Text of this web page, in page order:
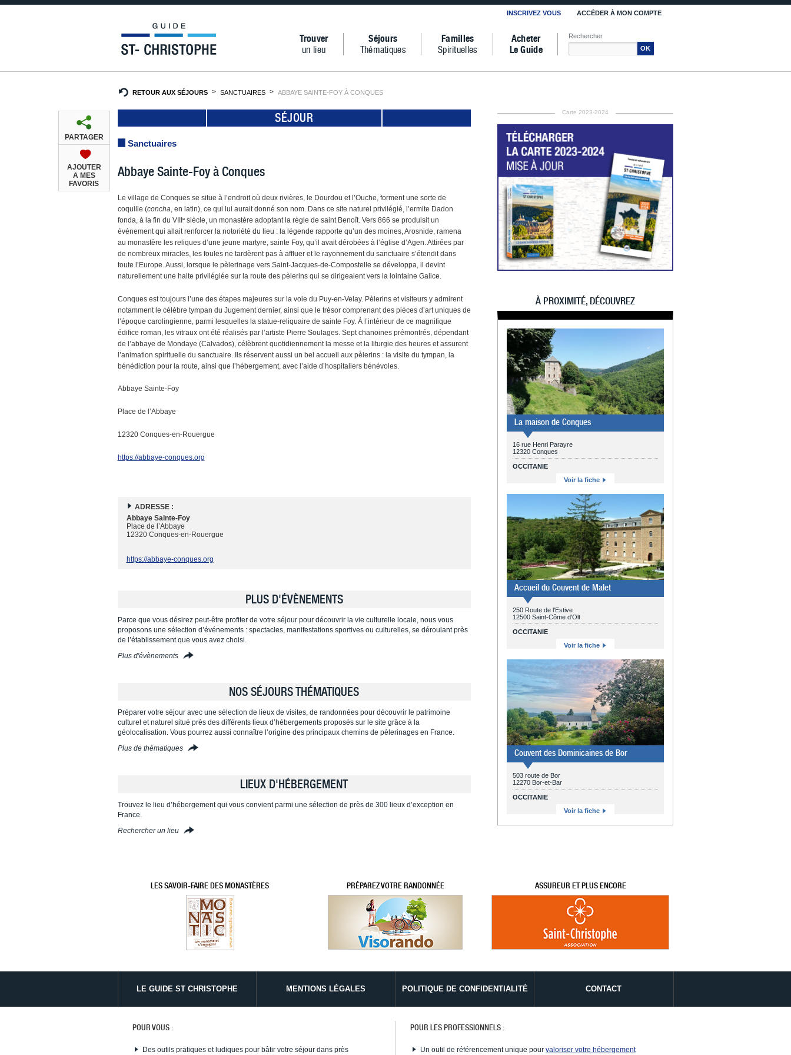
INSCRIVEZ VOUS ACCÉDER À MON COMPTE
Trouver
un lieu
Séjours
Thématiques
Familles
Spirituelles
Acheter
Le Guide
Rechercher
OK
RETOUR AUX SÉJOURS SANCTUAIRES ABBAYE SAINTE-FOY À CONQUES
SÉJOUR
Sanctuaires
Abbaye Sainte-Foy à Conques
Le village de Conques se situe à l’endroit où deux rivières, le Dourdou et l’Ouche, forment une sorte de
coquille (concha , en latin), ce qui lui aurait donné son nom. Dans ce site naturel privilégié, l’ermite Dadon
fonda, à la fin du VIIIesiècle, un monastère adoptant la règle de saint Benoît. Vers 866 se produisit un
événement qui allait renforcer la notoriété du lieu : la légende rapporte qu’un des moines, Arosnide, ramena
au monastère les reliques d’une jeune martyre, sainte Foy, qu’il avait dérobées à l’église d’Agen. Attirées par
de nombreux miracles, les foules ne tardèrent pas à affluer et le rayonnement du sanctuaire s’étendit dans
toute l’Europe. Aussi, lorsque le pèlerinage vers Saint-Jacques-de-Compostelle se développa, il devint
naturellement une halte privilégiée sur la route des pèlerins qui se dirigeaient vers la lointaine Galice.
Conques est toujours l’une des étapes majeures sur la voie du Puy-en-Velay. Pèlerins et visiteurs y admirent
notamment le célèbre tympan du Jugement dernier, ainsi que le trésor comprenant des pièces d’art uniques de
l’époque carolingienne, parmi lesquelles la statue-reliquaire de sainte Foy. À l’intérieur de ce magnifique
édifice roman, les vitraux ont été réalisés par l’artiste Pierre Soulages. Sept chanoines prémontrés, dépendant
de l’abbaye de Mondaye (Calvados), célèbrent quotidiennement la messe et la liturgie des heures et assurent
l’animation spirituelle du sanctuaire. Ils réservent aussi un bel accueil aux pèlerins : la visite du tympan, la
bénédiction pour la route, ainsi que l’hébergement, avec l’aide d’hospitaliers bénévoles.
Abbaye Sainte-Foy
Place de l’Abbaye
12320 Conques-en-Rouergue
https://abbaye-conques.org
ADRESSE :
Abbaye Sainte-Foy
Place de l’Abbaye
12320 Conques-en-Rouergue
https://abbaye-conques.org
PLUS D'ÉVÈNEMENTS
Parce que vous désirez peut-être profiter de votre séjour pour découvrir la vie culturelle locale, nous vous
proposons une sélection d’événements : spectacles, manifestations sportives ou culturelles, se déroulant près
de l’établissement que vous avez choisi.
Plus d'évènements
NOS SÉJOURS THÉMATIQUES
Préparer votre séjour avec une sélection de lieux de visites, de randonnées pour découvrir le patrimoine
culturel et naturel situé près des différents lieux d’hébergements proposés sur le site grâce à la
géolocalisation. Vous pourrez aussi connaître l’origine des principaux chemins de pèlerinages en France.
Plus de thématiques
LIEUX D'HÉBERGEMENT
Trouvez le lieu d’hébergement qui vous convient parmi une sélection de près de 300 lieux d’exception en
France.
Rechercher un lieu
PARTAGER
AJOUTER
A MES
FAVORIS
Carte 2023-2024
À PROXIMITÉ, DÉCOUVREZ
La maison de Conques
16 rue Henri Parayre
12320 Conques
OCCITANIE
Voir la fiche
Accueil du Couvent de Malet
250 Route de l'Estive
12500 Saint-Côme d'Olt
OCCITANIE
Voir la fiche
Couvent des Dominicaines de Bor
503 route de Bor
12270 Bor-et-Bar
OCCITANIE
Voir la fiche
LES SAVOIR-FAIRE DES MONASTÈRES PRÉPAREZ VOTRE RANDONNÉE ASSUREUR ET PLUS ENCORE
LE GUIDE ST CHRISTOPHE MENTIONS LÉGALES POLITIQUE DE CONFIDENTIALITÉ CONTACT
POUR VOUS :
Des outils pratiques et ludiques pour bâtir votre séjour dans près
POUR LES PROFESSIONNELS :
Un outil de référencement unique pour valoriser votre hébergement